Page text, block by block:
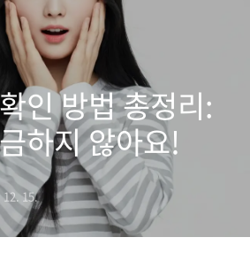
인 방법 총정리:
하지 않아요!
12. 15.